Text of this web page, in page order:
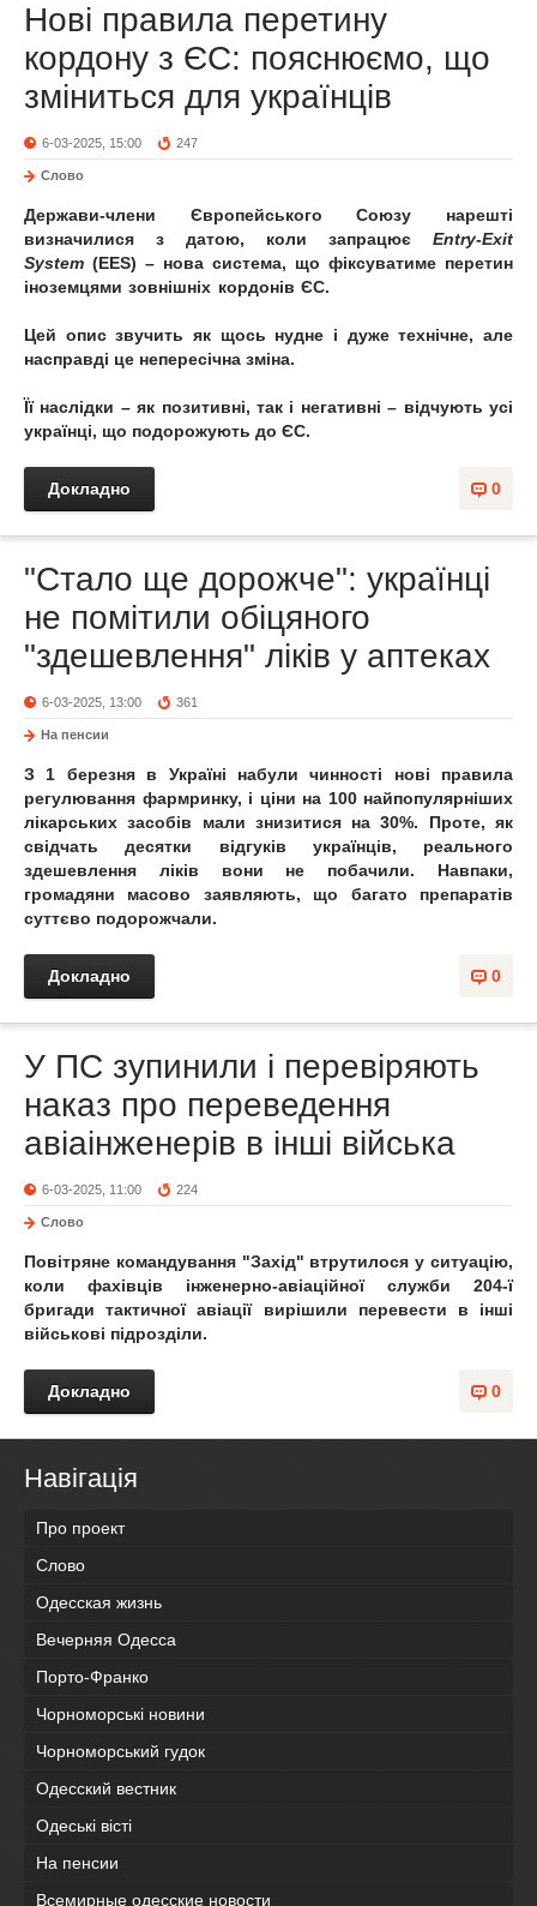
Нові правила перетину
кордону з ЄС: пояснюємо, що
зміниться для українців
6-03-2025, 15:00 247
Слово
Держави-члени Європейського Союзу нарешті
визначилися з датою, коли запрацює Entry-Exit
System (EES) – нова система, що фіксуватиме перетин
іноземцями зовнішніх кордонів ЄС.
Цей опис звучить як щось нудне і дуже технічне, але
насправді це непересічна зміна.
Її наслідки – як позитивні, так і негативні – відчують усі
українці, що подорожують до ЄС.
0
Докладно
"Стало ще дорожче": українці
не помітили обіцяного
"здешевлення" ліків у аптеках
6-03-2025, 13:00 361
На пенсии
З 1 березня в Україні набули чинності нові правила
регулювання фармринку, і ціни на 100 найпопулярніших
лікарських засобів мали знизитися на 30%. Проте, як
свідчать десятки відгуків українців, реального
здешевлення ліків вони не побачили. Навпаки,
громадяни масово заявляють, що багато препаратів
суттєво подорожчали.
0
Докладно
У ПС зупинили і перевіряють
наказ про переведення
авіаінженерів в інші війська
6-03-2025, 11:00 224
Слово
Повітряне командування "Захід" втрутилося у ситуацію,
коли фахівців інженерно-авіаційної служби 204-ї
бригади тактичної авіації вирішили перевести в інші
військові підрозділи.
0
Докладно
Навігація
Про проект
Слово
Одесская жизнь
Вечерняя Одесса
Порто-Франко
Чорноморські новини
Чорноморський гудок
Одесский вестник
Одеськi вiстi
На пенсии
Всемирные одесские новости